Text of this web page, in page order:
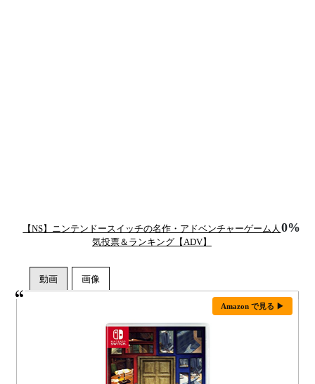
【NS】ニンテンドースイッチの名作・アドベンチャーゲーム人
気投票＆ランキング【ADV】
0%
Amazon で見る ▶